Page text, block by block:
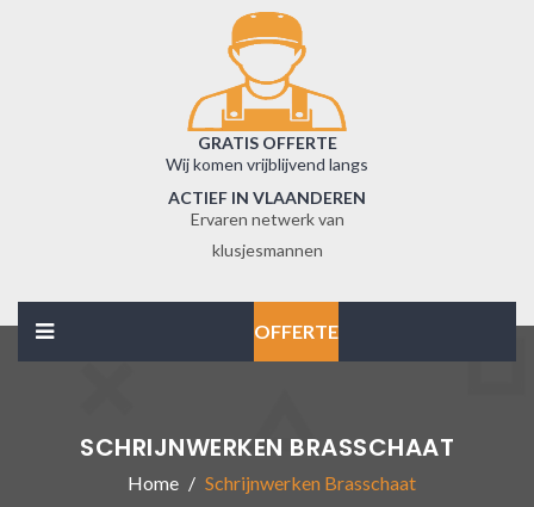
GRATIS OFFERTE
Wij komen vrijblijvend langs
ACTIEF IN VLAANDEREN
Ervaren netwerk van
klusjesmannen
OFFERTE
SCHRIJNWERKEN BRASSCHAAT
Home Schrijnwerken Brasschaat